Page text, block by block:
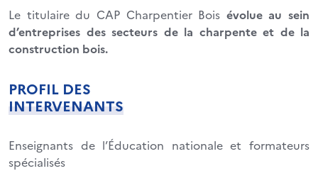
Le titulaire du CAP Charpentier Bois évolue au sein
d’entreprises des secteurs de la charpente et de la
construction bois.
PROFIL DES
INTERVENANTS
Enseignants de l’Éducation nationale et formateurs
spécialisés